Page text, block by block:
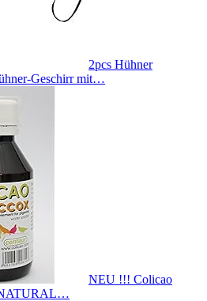
2pcs Hühner
Geschirr mit…
NEU !!! Colicao